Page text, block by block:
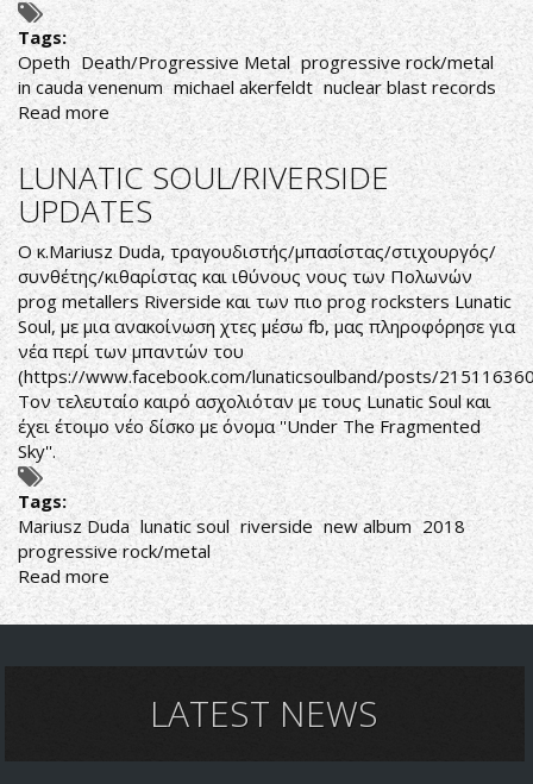
Tags:
Opeth Death/Progressive Metal progressive rock/metal
in cauda venenum michael akerfeldt nuclear blast records
Read more about
OPETH:
ΝΕΟ
VIDEO
ΜΕΣΑ
ΑΠΟ
ΤΟ
IN
CAUDA
VENENUM
LUNATIC SOUL/RIVERSIDE
UPDATES
Ο κ.Mariusz Duda, τραγουδιστής/μπασίστας/στιχουργός/
συνθέτης/κιθαρίστας και ιθύνους νους των Πολωνών
prog metallers Riverside και των πιο prog rocksters Lunatic
Soul, με μια ανακοίνωση χτες μέσω fb, μας πληροφόρησε για
νέα περί των μπαντών του
(https://www.facebook.com/lunaticsoulband/posts/
Τον τελευταίο καιρό ασχολιόταν με τους Lunatic Soul και
έχει έτοιμο νέο δίσκο με όνομα ''Under The Fragmented
Sky''.
Tags:
Mariusz Duda lunatic soul riverside new album 2018
progressive rock/metal
Read more about
LUNATIC
SOUL/RIVERSIDE
LATEST NEWS